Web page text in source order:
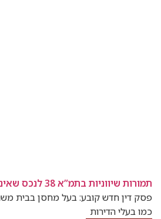
תמורות שיווניות בתמ”א 38 לנכס שאינו מוגדר דירה...
פסק דין חדש קובע: בעל מחסן בבית
כמו בעלי הדירות